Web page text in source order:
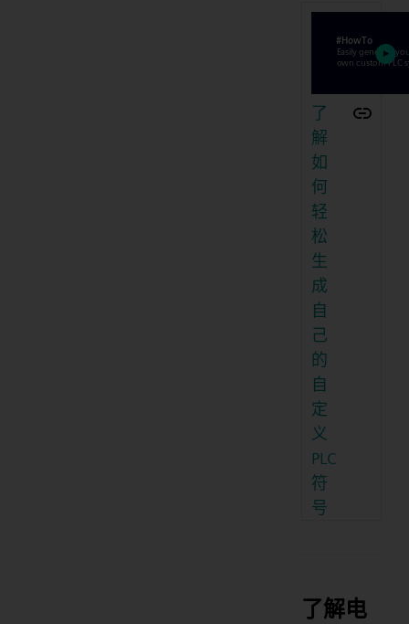
了
解
如
何
轻
松
生
成
自
己
的
自
定
义
PLC
符
号
了解电